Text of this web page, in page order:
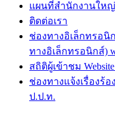
แผนที่สำนักงานใหญ่
ติดต่อเรา
ช่องทางอิเล็กทรอนิ
ทางอิเล็กทรอนิกส์)
สถิติผู้เข้าชม
ช่องทางแจ้งเรื่องร้
ป.ป.ท.